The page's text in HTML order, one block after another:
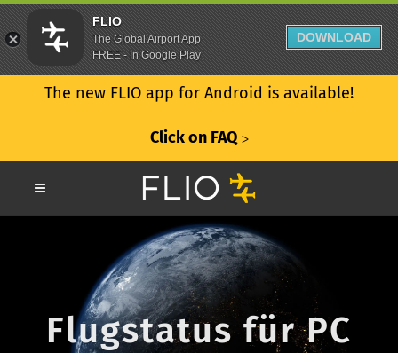
The new FLIO app for Android is available!
Click on FAQ ᐳ
Flugstatus für PC
FLIO
The Global Airport App
FREE - In Google Play
DOWNLOAD